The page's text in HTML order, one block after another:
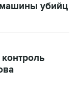
убийц